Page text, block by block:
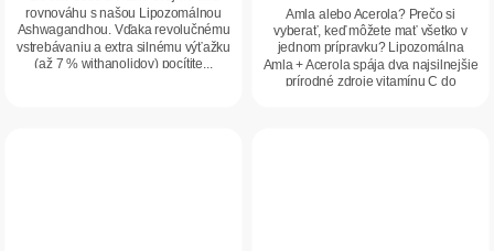
hviezdičiek.
rovnováhu s našou Lipozomálnou
Ashwagandhou. Vďaka revolučnému
vstrebávaniu a extra silnému výťažku
(až 7 % withanolidov) pocítite...
Amla alebo Acerola? Prečo si
vyberať, keď môžete mať všetko v
jednom prípravku? Lipozomálna
Amla + Acerola spája dva najsilnejšie
prírodné zdroje vitamínu C do